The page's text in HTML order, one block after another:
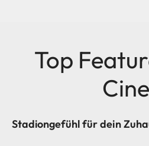
Top
Stadiongefühl für dein